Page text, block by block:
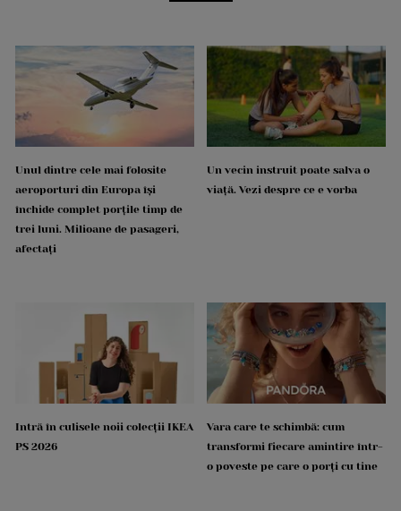
Unul dintre cele mai folosite
aeroporturi din Europa își
închide complet porțile timp de
trei luni. Milioane de pasageri,
afectați
Un vecin instruit poate salva o
viață. Vezi despre ce e vorba
Intră în culisele noii colecții IKEA
PS 2026
Vara care te schimbă: cum
transformi fiecare amintire într-
o poveste pe care o porți cu tine